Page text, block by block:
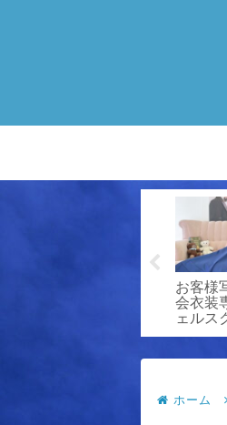
お客様
会衣装
ェルス
ホーム